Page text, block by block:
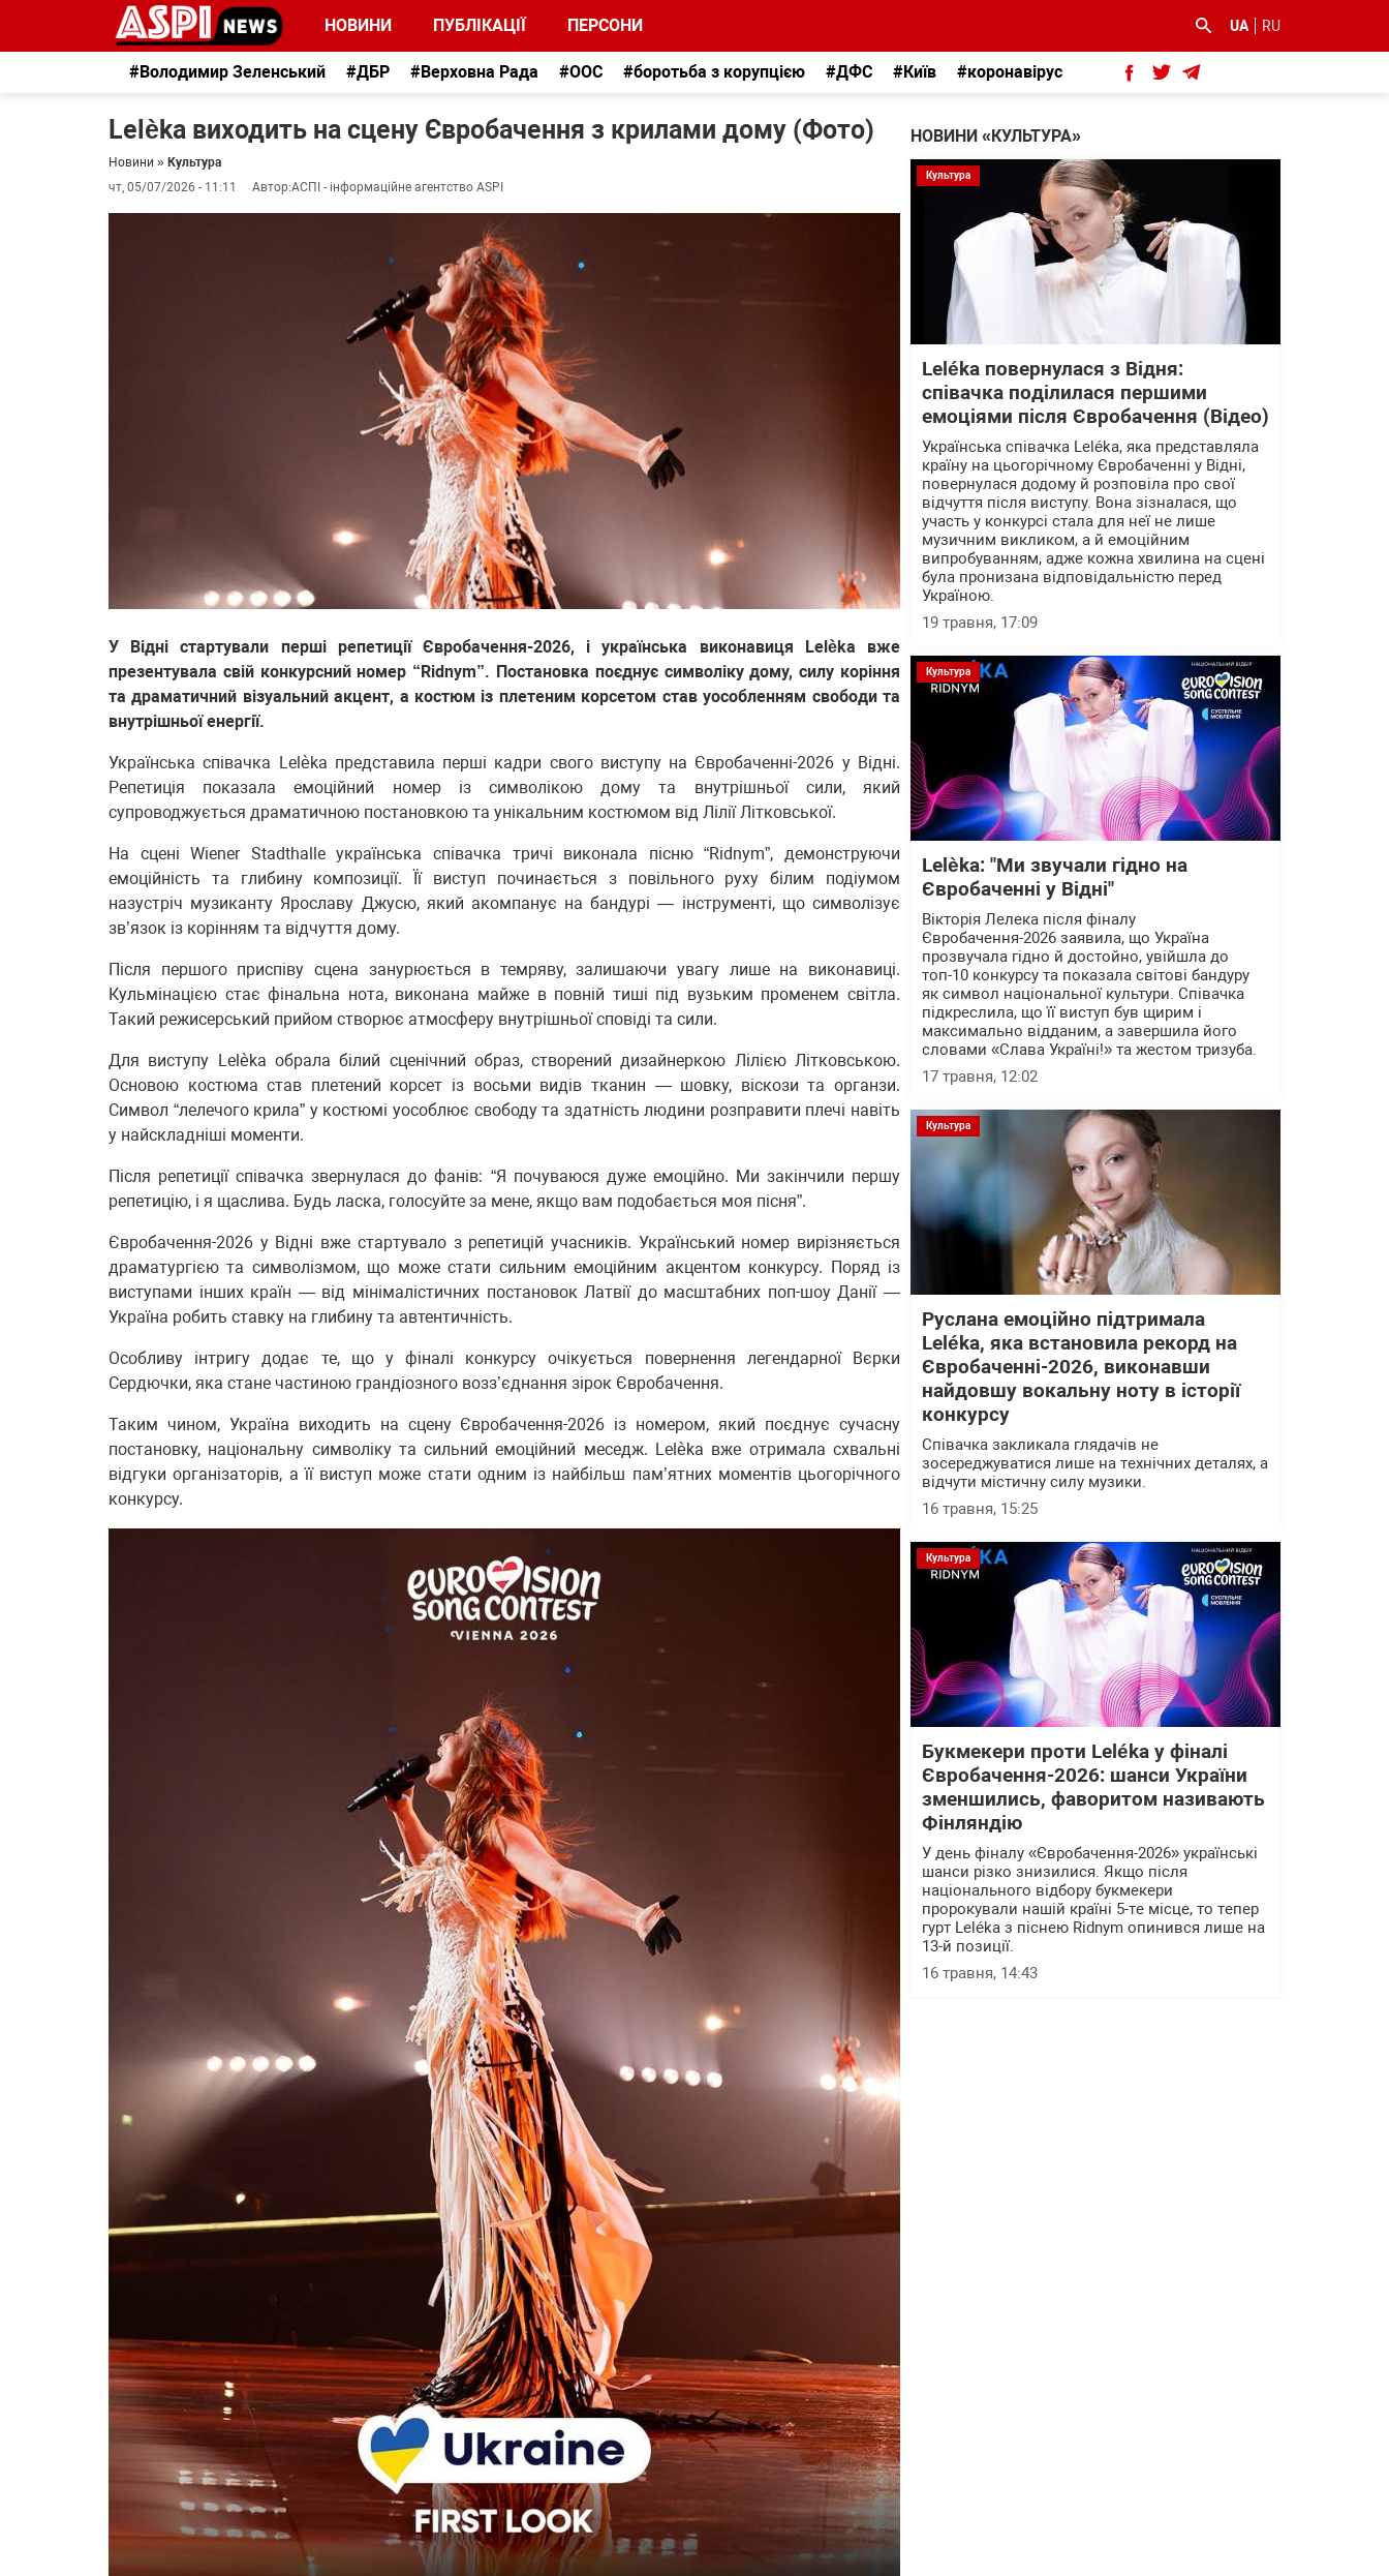
НОВИНИ ПУБЛІКАЦІЇ ПЕРСОНИ UA RU
#Володимир Зеленський #ДБР #Верховна Рада #ООС #боротьба з корупцією #ДФС #Київ #коронавірус
Lelèka виходить на сцену Євробачення з крилами дому (Фото)
Новини » Культура
чт, 05/07/2026 - 11:11
Автор:АСПІ - інформаційне агентство ASPI
У Відні стартували перші репетиції Євробачення-2026, і українська виконавиця Lelèka вже
презентувала свій конкурсний номер “Ridnym”. Постановка поєднує символіку дому, силу коріння
та драматичний візуальний акцент, а костюм із плетеним корсетом став уособленням свободи та
внутрішньої енергії.
Українська співачка Lelèka представила перші кадри свого виступу на Євробаченні-2026 у Відні.
Репетиція показала емоційний номер із символікою дому та внутрішньої сили, який
супроводжується драматичною постановкою та унікальним костюмом від Лілії Літковської.
На сцені Wiener Stadthalle українська співачка тричі виконала пісню “Ridnym”, демонструючи
емоційність та глибину композиції. Її виступ починається з повільного руху білим подіумом
назустріч музиканту Ярославу Джусю, який акомпанує на бандурі — інструменті, що символізує
зв’язок із корінням та відчуття дому.
Після першого приспіву сцена занурюється в темряву, залишаючи увагу лише на виконавиці.
Кульмінацією стає фінальна нота, виконана майже в повній тиші під вузьким променем світла.
Такий режисерський прийом створює атмосферу внутрішньої сповіді та сили.
Для виступу Lelèka обрала білий сценічний образ, створений дизайнеркою Лілією Літковською.
Основою костюма став плетений корсет із восьми видів тканин — шовку, віскози та органзи.
Символ “лелечого крила” у костюмі уособлює свободу та здатність людини розправити плечі навіть
у найскладніші моменти.
Після репетиції співачка звернулася до фанів: “Я почуваюся дуже емоційно. Ми закінчили першу
репетицію, і я щаслива. Будь ласка, голосуйте за мене, якщо вам подобається моя пісня”.
Євробачення-2026 у Відні вже стартувало з репетицій учасників. Український номер вирізняється
драматургією та символізмом, що може стати сильним емоційним акцентом конкурсу. Поряд із
виступами інших країн — від мінімалістичних постановок Латвії до масштабних поп-шоу Данії —
Україна робить ставку на глибину та автентичність.
Особливу інтригу додає те, що у фіналі конкурсу очікується повернення легендарної Вєрки
Сердючки, яка стане частиною грандіозного возз’єднання зірок Євробачення.
Таким чином, Україна виходить на сцену Євробачення-2026 із номером, який поєднує сучасну
постановку, національну символіку та сильний емоційний меседж. Lelèka вже отримала схвальні
відгуки організаторів, а її виступ може стати одним із найбільш пам’ятних моментів цьогорічного
конкурсу.
НОВИНИ «КУЛЬТУРА»
Культура
Leléka повернулася з Відня:
співачка поділилася першими
емоціями після Євробачення (Відео)
Українська співачка Leléka, яка представляла
країну на цьогорічному Євробаченні у Відні,
повернулася додому й розповіла про свої
відчуття після виступу. Вона зізналася, що
участь у конкурсі стала для неї не лише
музичним викликом, а й емоційним
випробуванням, адже кожна хвилина на сцені
була пронизана відповідальністю перед
Україною.
19 травня, 17:09
Культура
Lelèka: "Ми звучали гідно на
Євробаченні у Відні"
Вікторія Лелека після фіналу
Євробачення-2026 заявила, що Україна
прозвучала гідно й достойно, увійшла до
топ-10 конкурсу та показала світові бандуру
як символ національної культури. Співачка
підкреслила, що її виступ був щирим і
максимально відданим, а завершила його
словами «Слава Україні!» та жестом тризуба.
17 травня, 12:02
Культура
Руслана емоційно підтримала
Leléka, яка встановила рекорд на
Євробаченні-2026, виконавши
найдовшу вокальну ноту в історії
конкурсу
Співачка закликала глядачів не
зосереджуватися лише на технічних деталях, а
відчути містичну силу музики.
16 травня, 15:25
Культура
Букмекери проти Leléka у фіналі
Євробачення-2026: шанси України
зменшились, фаворитом називають
Фінляндію
У день фіналу «Євробачення-2026» українські
шанси різко знизилися. Якщо після
національного відбору букмекери
пророкували нашій країні 5-те місце, то тепер
гурт Leléka з піснею Ridnym опинився лише на
13-й позиції.
16 травня, 14:43